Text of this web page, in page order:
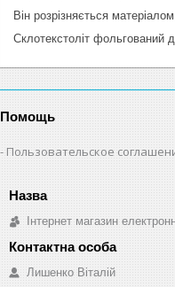
Він розрізняється
Склотекстоліт фольгований
Помощь
Пользовательское
Інтернет магазин
Лишенко Віталій